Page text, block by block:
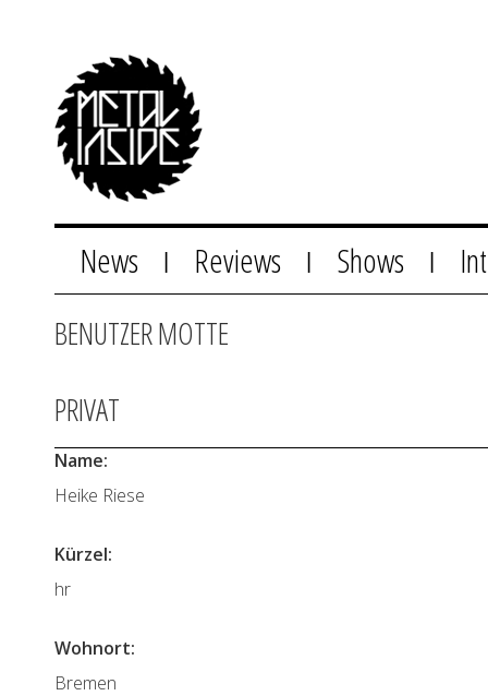
News Reviews Shows
BENUTZER MOTTE
PRIVAT
Name:
Heike Riese
Kürzel:
hr
Wohnort:
Bremen